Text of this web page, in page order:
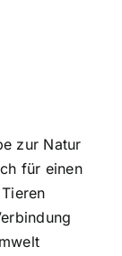
zur Natur
für einen